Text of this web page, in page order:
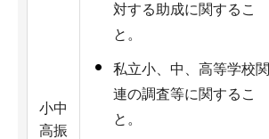
小中
高振
対する助成に関するこ
と。
私立小、中、高等学校関
連の調査等に関するこ
と。